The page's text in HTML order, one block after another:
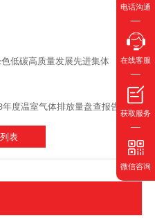
低碳高质量发展先进集体
表
度温室气体排放量盘查报告
电话沟通
在线客服
获取服务
微信咨询